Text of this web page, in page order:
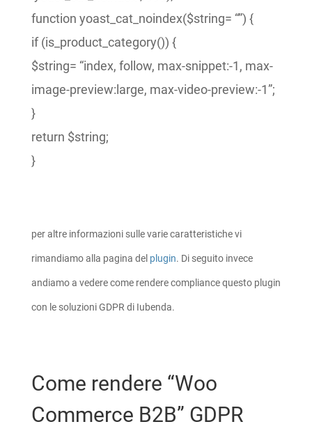
function yoast_cat_noindex($string= “”) {
if (is_product_category()) {
$string= “index, follow, max-snippet:-1, max-
image-preview:large, max-video-preview:-1”;
}
return $string;
}
per altre informazioni sulle varie caratteristiche vi
rimandiamo alla pagina del plugin. Di seguito invece
andiamo a vedere come rendere compliance questo plugin
con le soluzioni GDPR di Iubenda.
Come rendere “Woo
Commerce B2B” GDPR